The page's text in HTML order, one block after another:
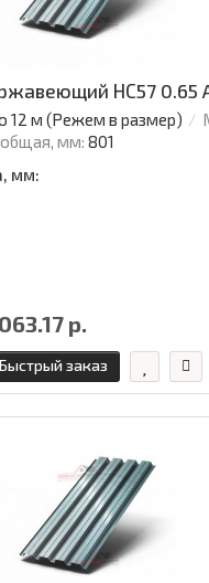
НС57 0.65
12 м (Режем в размер)
мм: 801
мм:
р.
Быстрый заказ